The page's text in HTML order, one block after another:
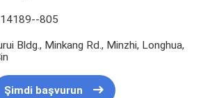
805
Bldg., Minkang Rd., Minzhi, Longhua,
Şimdi başvurun